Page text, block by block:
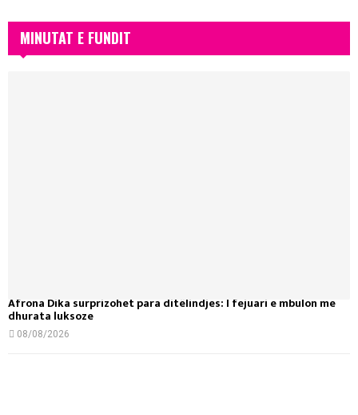
MINUTAT E FUNDIT
Afrona Dika surprizohet para ditëlindjes: I fejuari e mbulon me
dhurata luksoze
08/08/2026